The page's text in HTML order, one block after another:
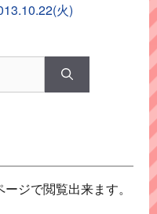
火)
ジで閲覧出来ます。